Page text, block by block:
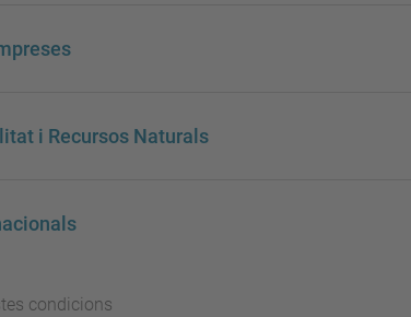
i Recursos Naturals
condicions